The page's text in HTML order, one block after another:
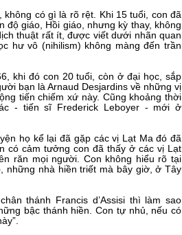
có gì là rõ rệt. Khi 15 tuổi, con đã
độ giáo, Hồi giáo, nhưng kỳ thay, không
thuật rất ít, được viết dưới nhãn quan
hư vô (nihilism) không màng đến trần
khi đó con 20 tuổi, còn ở đại học, sắp
bạn là Arnaud Desjardins về những vị
tiến chiếm xứ này. Cũng khoảng thời
- tiến sĩ Frederick Leboyer - mới ở
họ kể lại đã gặp các vị Lạt Ma đó đã
có cảm tưởng con đã thấy ở các vị Lạt
răn mọi người. Con không hiểu rõ tại
những nhà hiền triết mà bây giờ, ở Tây
thánh Francis d’Assisi thì làm sao
bậc thánh hiền. Con tự nhủ, nếu có